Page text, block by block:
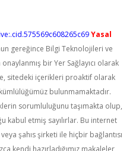
Yasal
gereğince Bilgi Teknolojileri ve
bir Yer Sağlayıcı olarak
sitedeki içerikleri proaktif olarak
bulunmamaktadır.
sorumluluğunu taşımakta olup,
kabul etmiş sayılırlar. Bu internet
şahıs şirketi ile hiçbir bağlantısı
kendi hazırladığımız makaleler